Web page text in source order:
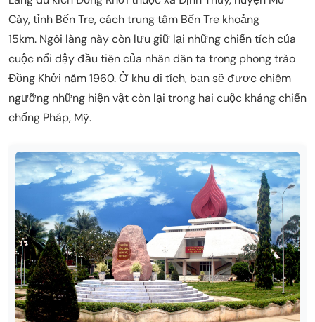
Cày, tỉnh Bến Tre, cách trung tâm Bến Tre khoảng
15km. Ngôi làng này còn lưu giữ lại những chiến tích của
cuộc nổi dậy đầu tiên của nhân dân ta trong phong trào
Đồng Khởi năm 1960. Ở khu di tích, bạn sẽ được chiêm
ngưỡng những hiện vật còn lại trong hai cuộc kháng chiến
chống Pháp, Mỹ.